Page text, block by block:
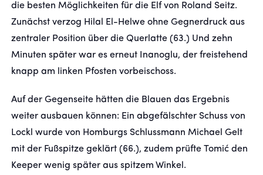
die besten Möglichkeiten für die Elf von Roland Seitz.
Zunächst verzog Hilal El-Helwe ohne Gegnerdruck aus
zentraler Position über die Querlatte (63.) Und zehn
Minuten später war es erneut Inanoglu, der freistehend
knapp am linken Pfosten vorbeischoss.
Auf der Gegenseite hätten die Blauen das Ergebnis
weiter ausbauen können: Ein abgefälschter Schuss von
Lockl wurde von Homburgs Schlussmann Michael Gelt
mit der Fußspitze geklärt (66.), zudem prüfte Tomić den
Keeper wenig später aus spitzem Winkel.